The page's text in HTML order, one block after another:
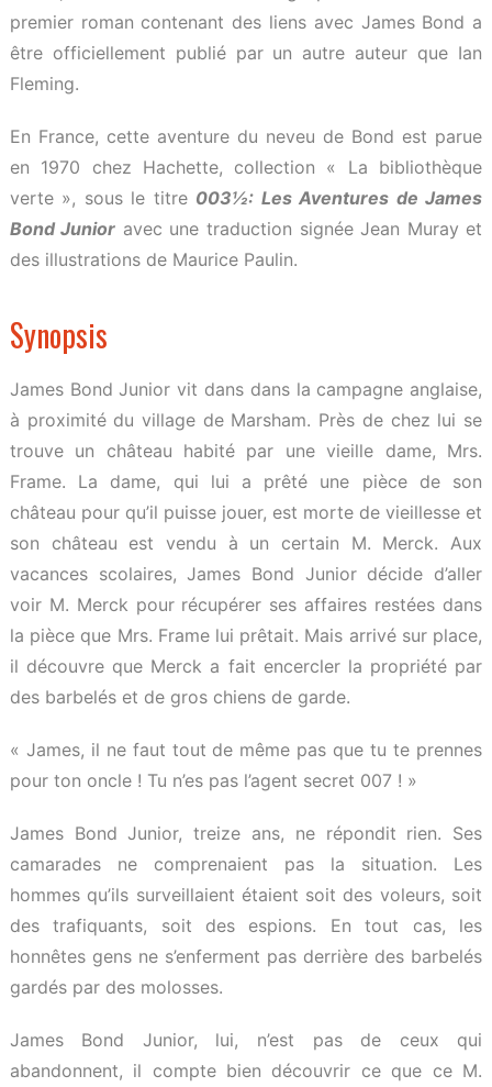
premier roman contenant des liens avec James Bond a
être officiellement publié par un autre auteur que Ian
Fleming.
En France, cette aventure du neveu de Bond est parue
en 1970 chez Hachette, collection « La bibliothèque
verte », sous le titre 003½: Les Aventures de James
Bond Junior avec une traduction signée Jean Muray et
des illustrations de Maurice Paulin.
Synopsis
James Bond Junior vit dans dans la campagne anglaise,
à proximité du village de Marsham. Près de chez lui se
trouve un château habité par une vieille dame, Mrs.
Frame. La dame, qui lui a prêté une pièce de son
château pour qu’il puisse jouer, est morte de vieillesse et
son château est vendu à un certain M. Merck. Aux
vacances scolaires, James Bond Junior décide d’aller
voir M. Merck pour récupérer ses affaires restées dans
la pièce que Mrs. Frame lui prêtait. Mais arrivé sur place,
il découvre que Merck a fait encercler la propriété par
des barbelés et de gros chiens de garde.
« James, il ne faut tout de même pas que tu te prennes
pour ton oncle ! Tu n’es pas l’agent secret 007 ! »
James Bond Junior, treize ans, ne répondit rien. Ses
camarades ne comprenaient pas la situation. Les
hommes qu’ils surveillaient étaient soit des voleurs, soit
des trafiquants, soit des espions. En tout cas, les
honnêtes gens ne s’enferment pas derrière des barbelés
gardés par des molosses.
James Bond Junior, lui, n’est pas de ceux qui
abandonnent, il compte bien découvrir ce que ce M.